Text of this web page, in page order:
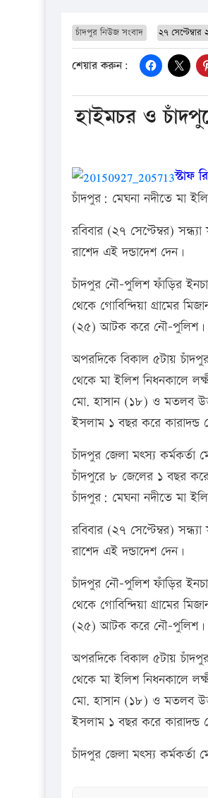
চাঁদপুর নিউজ সংবাদ ২৭
শেয়ার করুন:
হাইমচর ও
স্টাফ
চাঁদপুর: মেঘনা নদীতে মা
রবিবার (২৭ সেপ্টেম্বর)
রাশেদ এই দন্ডাদেশ দেন।
চাঁদপুর নৌ-পুলিশ ফাঁড়ির
থেকে গোবিন্দিয়া গ্রামের
(২৫) আটক করে নৌ-পুলিশ।
অপরদিকে বিকাল ৫টায়
থেকে মা ইলিশ নিধনকালে
মো. হাসান (১৮) ও মতলব
ইসলাম ১ বছর করে কারাদন্ড
চাঁদপুর জেলা মৎস্য
চাঁদপুরে ৮ জেলের ১ বছর করে
চাঁদপুর: মেঘনা নদীতে মা
রবিবার (২৭ সেপ্টেম্বর)
রাশেদ এই দন্ডাদেশ দেন।
চাঁদপুর নৌ-পুলিশ ফাঁড়ির
থেকে গোবিন্দিয়া গ্রামের
(২৫) আটক করে নৌ-পুলিশ।
অপরদিকে বিকাল ৫টায়
থেকে মা ইলিশ নিধনকালে
মো. হাসান (১৮) ও মতলব
ইসলাম ১ বছর করে কারাদন্ড
চাঁদপুর জেলা মৎস্য